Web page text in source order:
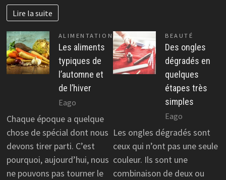
Lire la suite
ALIMENTATION
Les aliments
typiques de
l’automne et
de l’hiver
Eago
Chaque époque a quelque
chose de spécial dont nous
devons tirer parti. C’est
pourquoi, aujourd’hui, nous
ne pouvons pas tourner le
BEAUTÉ
Des ongles
dégradés en
quelques
étapes très
simples
Eago
Les ongles dégradés sont
ceux qui n’ont pas une seule
couleur. Ils sont une
combinaison de deux ou